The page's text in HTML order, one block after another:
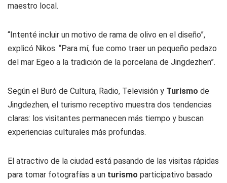
maestro local.
“Intenté incluir un motivo de rama de olivo en el diseño”,
explicó Nikos. “Para mí, fue como traer un pequeño pedazo
del mar Egeo a la tradición de la porcelana de Jingdezhen”.
Según el Buró de Cultura, Radio, Televisión y Turismo de
Jingdezhen, el turismo receptivo muestra dos tendencias
claras: los visitantes permanecen más tiempo y buscan
experiencias culturales más profundas.
El atractivo de la ciudad está pasando de las visitas rápidas
para tomar fotografías a un turismo participativo basado